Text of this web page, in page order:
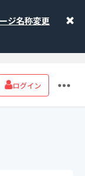
ジ名称変更
ログイン